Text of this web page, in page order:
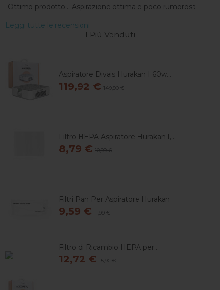
Ottimo prodotto... Aspirazione ottima e poco rumorosa
Leggi tutte le recensioni
I Più Venduti
Aspiratore Divais Hurakan I 60w...
119,92 € 149,90 €
Filtro HEPA Aspiratore Hurakan I,...
8,79 € 10,99 €
Filtri Pan Per Aspiratore Hurakan
9,59 € 11,99 €
Filtro di Ricambio HEPA per...
12,72 € 15,90 €